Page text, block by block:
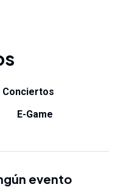
Conciertos
E-Game
evento